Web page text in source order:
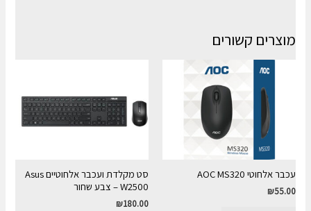
מוצרים קשורים
עכבר אלחוטי AOC MS320
₪55.00
סט מקלדת ועכבר אלחוטיים Asus
W2500 – צבע שחור
₪180.00